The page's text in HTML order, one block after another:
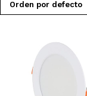
Orden por defecto